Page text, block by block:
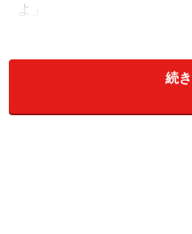
よ」
両親が病気がちになり、
を送ってきた。30代半ば
続